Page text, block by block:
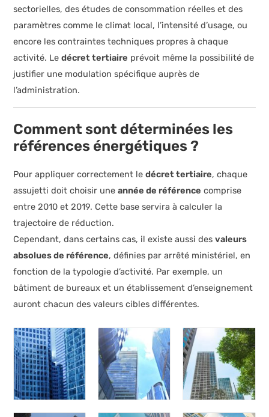
sectorielles, des études de consommation réelles et des
paramètres comme le climat local, l’intensité d’usage, ou
encore les contraintes techniques propres à chaque
activité. Ledécret tertiaire prévoit même la possibilité de
justifier une modulation spécifique auprès de
l’administration.
Comment sont déterminées les
références énergétiques ?
Pour appliquer correctement ledécret tertiaire, chaque
assujetti doit choisir uneannée de référence comprise
entre 2010 et 2019. Cette base servira à calculer la
trajectoire de réduction.
Cependant, dans certains cas, il existe aussi desvaleurs
absolues de référence, définies par arrêté ministériel, en
fonction de la typologie d’activité. Par exemple, un
bâtiment de bureaux et un établissement d’enseignement
auront chacun des valeurs cibles différentes.